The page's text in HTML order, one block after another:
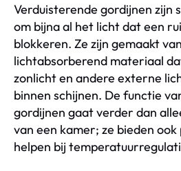
Verduisterende gordijnen zijn
om bijna al het licht dat een
blokkeren. Ze zijn gemaakt
lichtabsorberend materiaal
zonlicht en andere externe
binnen schijnen. De functie
gordijnen gaat verder dan
van een kamer; ze bieden
helpen bij